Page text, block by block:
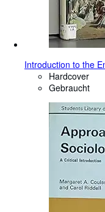
Introduction to the
Hardcover
Gebraucht